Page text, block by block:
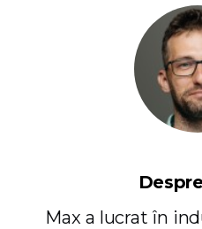
Max a lucrat în